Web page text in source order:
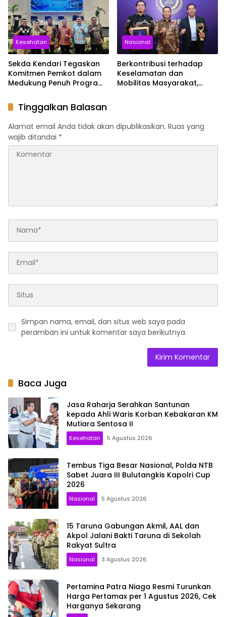
Kesehatan
Sekda Kendari Tegaskan
Komitmen Pemkot dalam
Medukung Penuh Program
Nasional
Berkontribusi terhadap
Keselamatan dan
Mobilitas Masyarakat,
Awards 2026
Tinggalkan Balasan
Alamat email Anda tidak akan dipublikasikan. Ruas yang
wajib ditandai *
Simpan nama, email, dan situs web saya pada
peramban ini untuk komentar saya berikutnya.
Baca Juga
Jasa Raharja Serahkan Santunan
kepada Ahli Waris Korban Kebakaran KM
Mutiara Sentosa II
Kesehatan 5 Agustus 2026
Tembus Tiga Besar Nasional, Polda NTB
Sabet Juara III Bulutangkis Kapolri Cup
2026
Nasional 5 Agustus 2026
15 Taruna Gabungan Akmil, AAL dan
Akpol Jalani Bakti Taruna di Sekolah
Rakyat Sultra
Nasional 3 Agustus 2026
Pertamina Patra Niaga Resmi Turunkan
Harga Pertamax per 1 Agustus 2026, Cek
Harganya Sekarang